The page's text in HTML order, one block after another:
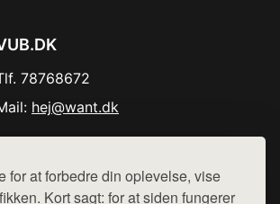
for at forbedre din oplevelse, vise
Kort sagt: for at siden fungerer
78768672
hej@want.dk